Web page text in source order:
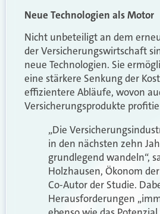
Neue Technologien als Motor
Nicht unbeteiligt an dem
der Versicherungswirtschaft
neue Technologien. Sie
eine stärkere Senkung der
effizientere Abläufe, wovon
Versicherungsprodukte
„Die
in den nächsten zehn
grundlegend wandeln“,
Holzhausen, Ökonom
Co-Autor der Studie.
Herausforderungen